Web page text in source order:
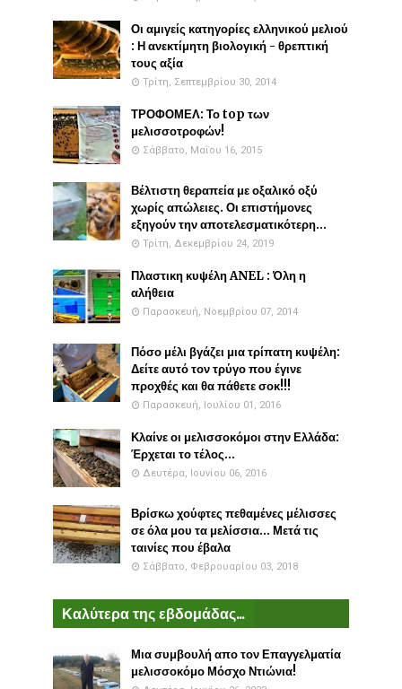
Οι αμιγείς κατηγορίες ελληνικού μελιού
: Η ανεκτίμητη βιολογική - θρεπτική
τους αξία
Τρίτη, Σεπτεμβρίου 30, 2014
ΤΡΟΦΟΜΕΛ: Το top των
μελισσοτροφών!
Σάββατο, Μαΐου 16, 2015
Βέλτιστη θεραπεία με οξαλικό οξύ
χωρίς απώλειες. Οι επιστήμονες
εξηγούν την αποτελεσματικότερη...
Τρίτη, Δεκεμβρίου 24, 2019
Πλαστικη κυψέλη ANEL : Όλη η
αλήθεια
Παρασκευή, Νοεμβρίου 07, 2014
Πόσο μέλι βγάζει μια τρίπατη κυψέλη:
Δείτε αυτό τον τρύγο που έγινε
προχθές και θα πάθετε σοκ!!!
Παρασκευή, Ιουλίου 01, 2016
Κλαίνε οι μελισσοκόμοι στην Ελλάδα:
Έρχεται το τέλος...
Δευτέρα, Ιουνίου 06, 2016
Βρίσκω χούφτες πεθαμένες μέλισσες
σε όλα μου τα μελίσσια... Μετά τις
ταινίες που έβαλα
Σάββατο, Φεβρουαρίου 03, 2018
Καλύτερα της εβδομάδας...
Μια συμβουλή απο τον Επαγγελματία
μελισσοκόμο Μόσχο Ντιώνια!